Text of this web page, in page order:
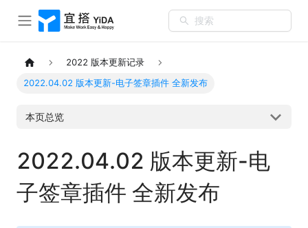
搜索
2022 版本更新记录
2022.04.02 版本更新-电子签章插件 全新发布
本页总览
2022.04.02 版本更新-电
子签章插件 全新发布